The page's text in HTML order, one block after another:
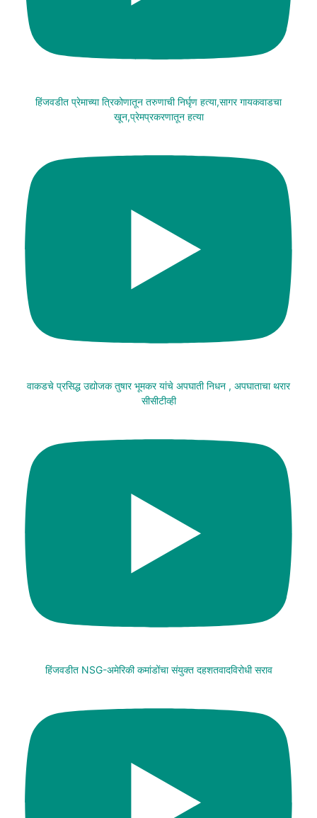
हिंजवडीत प्रेमाच्या त्रिकोणातून तरुणाची निर्घृण हत्या,सागर गायकवाडचा
खून,प्रेमप्रकरणातून हत्या
वाकडचे प्रसिद्ध उद्योजक तुषार भूमकर यांचे अपघाती निधन , अपघाताचा थरार
सीसीटीव्ही
हिंजवडीत NSG-अमेरिकी कमांडोंचा संयुक्त दहशतवादविरोधी सराव